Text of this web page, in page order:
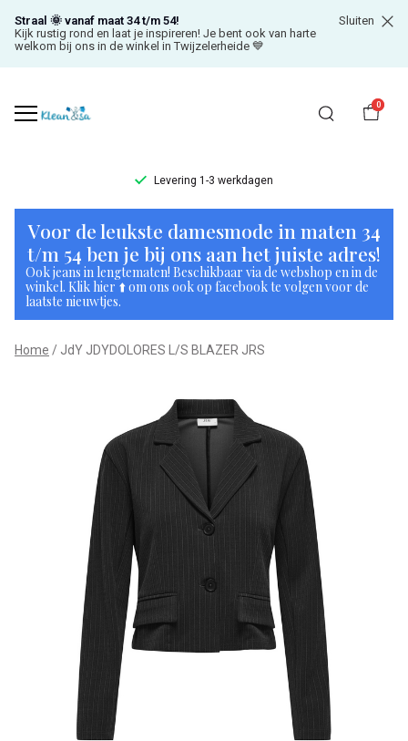
Straal 🌞 vanaf maat 34 t/m 54!
Kijk rustig rond en laat je inspireren! Je bent ook van harte
welkom bij ons in de winkel in Twijzelerheide 💙
Sluiten
0
Levering 1-3 werkdagen
JdY
JDYDOLORES
L/S
BLAZER
JRS
Klean
Voor de leukste damesmode in maten 34
t/m 54 ben je bij ons aan het juiste adres!
Ook jeans in lengtematen! Beschikbaar via de webshop en in de
winkel. Klik hier ⬆️ om ons ook op facebook te volgen voor de
laatste nieuwtjes.
Home JdY JDYDOLORES L/S BLAZER JRS